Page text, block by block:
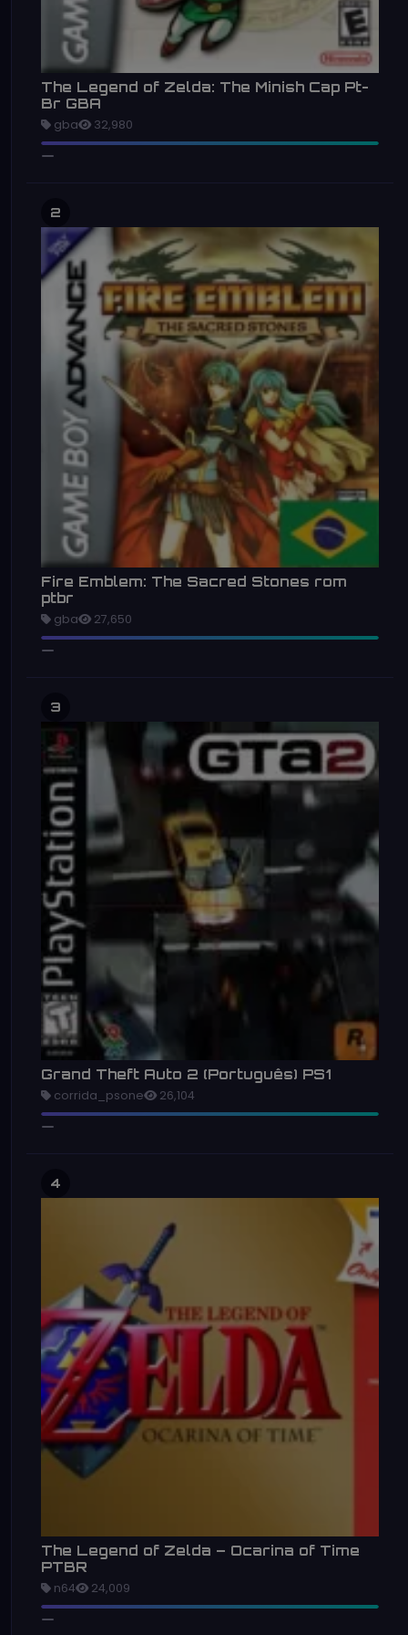
The Legend of Zelda: The Minish Cap Pt-
Br GBA
gba 32,980
2
Fire Emblem: The Sacred Stones rom
ptbr
gba 27,650
3
Grand Theft Auto 2 (Português) PS1
corrida_psone 26,104
4
The Legend of Zelda – Ocarina of Time
PTBR
n64 24,009